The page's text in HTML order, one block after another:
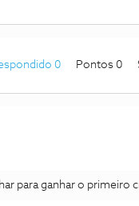
0 Pontos 0
para ganhar o primeiro